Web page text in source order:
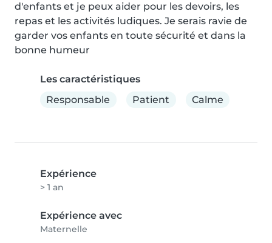
d'enfants et je peux aider pour les devoirs, les
repas et les activités ludiques. Je serais ravie de
garder vos enfants en toute sécurité et dans la
bonne humeur
Les caractéristiques
Responsable
Patient Calme
Expérience
> 1 an
Expérience avec
Maternelle